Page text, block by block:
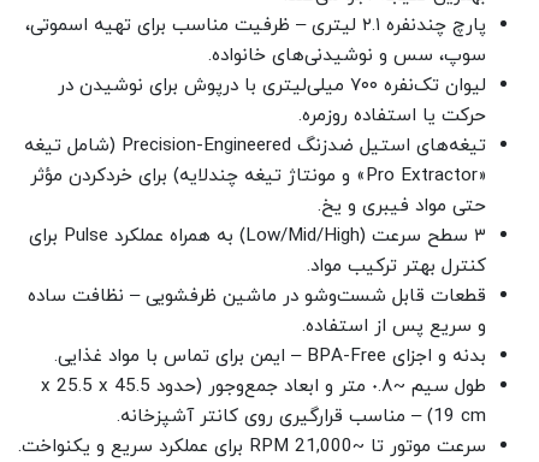
پارچ چندنفره ۲.۱ لیتری – ظرفیت مناسب برای تهیه اسموتی،
سوپ، سس و نوشیدنی‌های خانواده.
لیوان تک‌نفره ۷۰۰ میلی‌لیتری با درپوش برای نوشیدن در
حرکت یا استفاده روزمره.
تیغه‌های استیل ضدزنگ Precision-Engineered (شامل تیغه
«Pro Extractor» و مونتاژ تیغه چندلایه) برای خردکردن مؤثر
حتی مواد فیبری و یخ.
۳ سطح سرعت (Low/Mid/High) به همراه عملکرد Pulse برای
کنترل بهتر ترکیب مواد.
قطعات قابل شست‌وشو در ماشین ظرفشویی – نظافت ساده
و سریع پس از استفاده.
بدنه و اجزای BPA-Free – ایمن برای تماس با مواد غذایی.
طول سیم ~٠.٨ متر و ابعاد جمع‌وجور (حدود 45.5 x 25.5 x
19 cm) – مناسب قرارگیری روی کانتر آشپزخانه.
سرعت موتور تا ~21,000 RPM برای عملکرد سریع و یکنواخت.